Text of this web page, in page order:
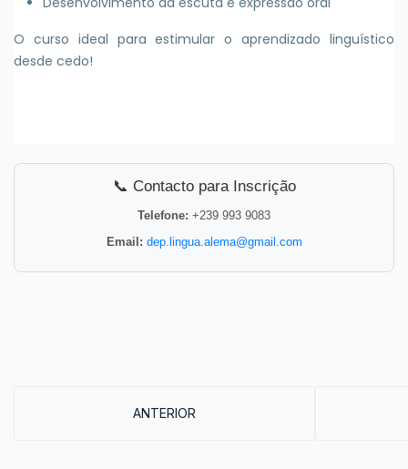
O curso ideal para estimular o aprendizado linguístico
desde cedo!
📞 Contacto para Inscrição
Telefone: +239 993 9083
Email: dep.lingua.alema@gmail.com
ARTIGO ANTERIOR: CURSO DE FÉRIAS
ANTERIOR